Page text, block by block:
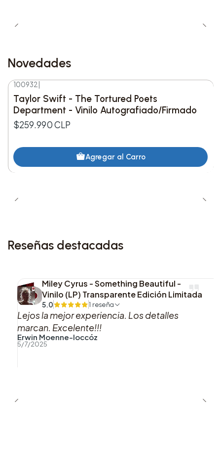
creativas y decorativas.
Novedades
Nuevo
100932
Taylor Swift - The Tortured Poets
Department - Vinilo Autografiado/Firmado
$259.990 CLP
Agregar al Carro
Reseñas destacadas
Miley Cyrus - Something Beautiful -
Vinilo (LP) Transparente Edición Limitada
5.0 1 reseña
Lejos la mejor experiencia. Los detalles
marcan. Excelente!!!
Erwin Moenne-loccóz
5/7/2025